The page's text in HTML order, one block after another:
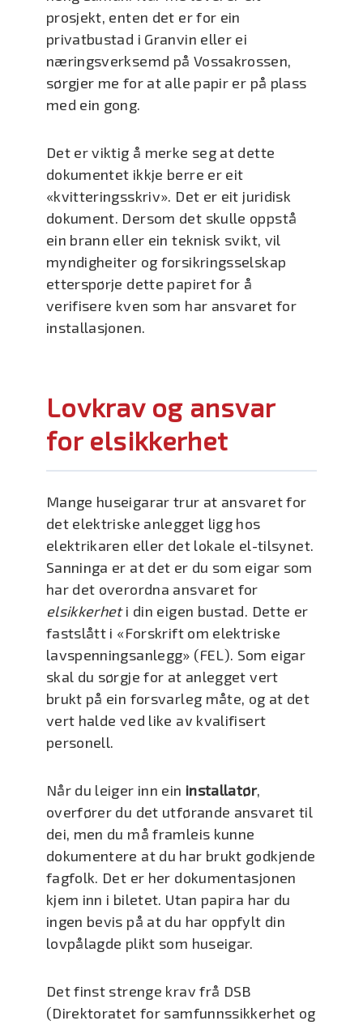
prosjekt, enten det er for ein
privatbustad i Granvin eller ei
næringsverksemd på Vossakrossen,
sørgjer me for at alle papir er på plass
med ein gong.
Det er viktig å merke seg at dette
dokumentet ikkje berre er eit
«kvitteringsskriv». Det er eit juridisk
dokument. Dersom det skulle oppstå
ein brann eller ein teknisk svikt, vil
myndigheiter og forsikringsselskap
etterspørje dette papiret for å
verifisere kven som har ansvaret for
installasjonen.
Lovkrav og ansvar
for elsikkerhet
Mange huseigarar trur at ansvaret for
det elektriske anlegget ligg hos
elektrikaren eller det lokale el-tilsynet.
Sanninga er at det er du som eigar som
har det overordna ansvaret for
elsikkerheti din eigen bustad. Dette er
fastslått i «Forskrift om elektriske
lavspenningsanlegg» (FEL). Som eigar
skal du sørgje for at anlegget vert
brukt på ein forsvarleg måte, og at det
vert halde ved like av kvalifisert
personell.
Når du leiger inn ein installatør,
overfører du det utførande ansvaret til
dei, men du må framleis kunne
dokumentere at du har brukt godkjende
fagfolk. Det er her dokumentasjonen
kjem inn i biletet. Utan papira har du
ingen bevis på at du har oppfylt din
lovpålagde plikt som huseigar.
Det finst strenge krav frå DSB
(Direktoratet for samfunnssikkerhet og